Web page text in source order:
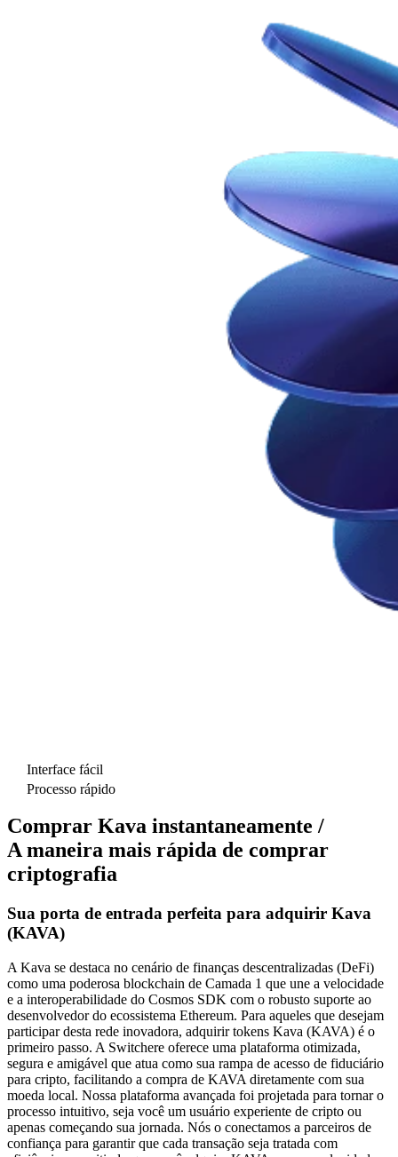
Interface fácil
Processo rápido
Comprar Kava instantaneamente /
A maneira mais rápida de comprar
criptografia
Sua porta de entrada perfeita para adquirir Kava
(KAVA)
A Kava se destaca no cenário de finanças descentralizadas (DeFi)
como uma poderosa blockchain de Camada 1 que une a velocidade
e a interoperabilidade do Cosmos SDK com o robusto suporte ao
desenvolvedor do ecossistema Ethereum. Para aqueles que desejam
participar desta rede inovadora, adquirir tokens Kava (KAVA) é o
primeiro passo. A Switchere oferece uma plataforma otimizada,
segura e amigável que atua como sua rampa de acesso de fiduciário
para cripto, facilitando a compra de KAVA diretamente com sua
moeda local. Nossa plataforma avançada foi projetada para tornar o
processo intuitivo, seja você um usuário experiente de cripto ou
apenas começando sua jornada. Nós o conectamos a parceiros de
confiança para garantir que cada transação seja tratada com